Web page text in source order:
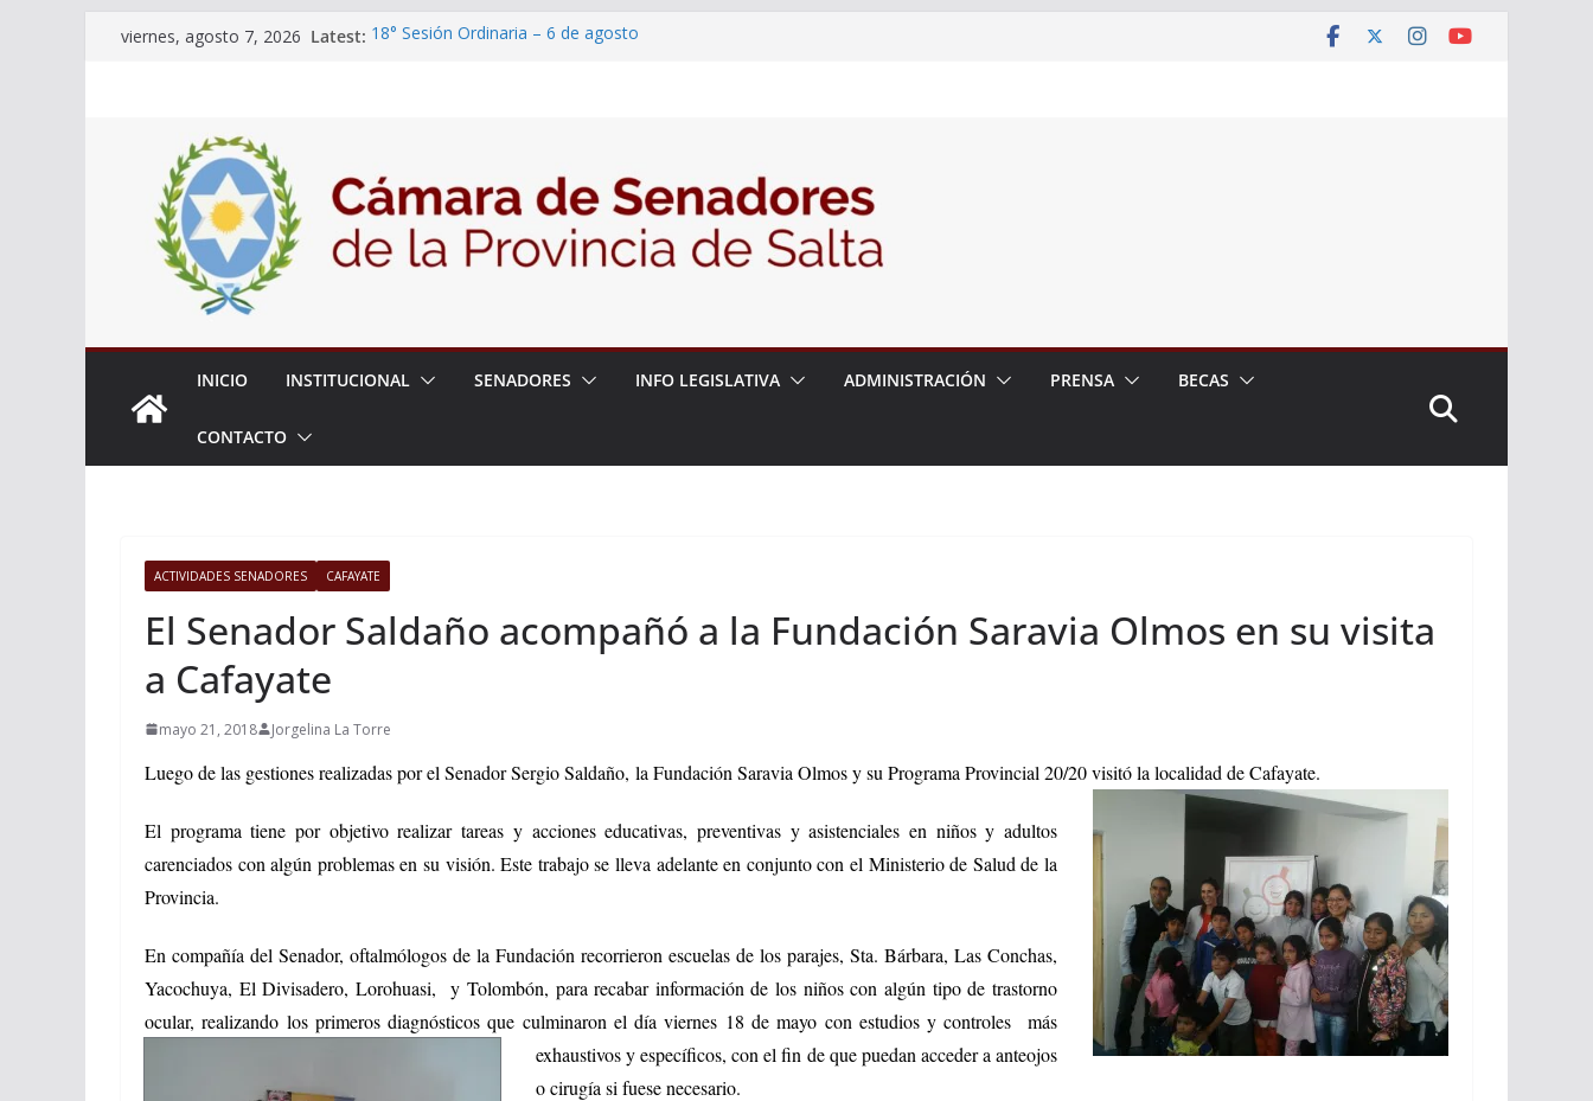
Skipviernes, agosto 7, 2026 Latest: 18° Sesión Ordinaria – 6 de agosto
Expte. Nº 90-34.516/2026 – 06/08/26 – Créase el Ente Salteño
de Protección y Control Vegetal
INICIO INSTITUCIONAL SENADORES INFO LEGISLATIVA ADMINISTRACIÓN PRENSA BECAS
CONTACTO
ACTIVIDADES SENADORES CAFAYATE
El Senador Saldaño acompañó a la Fundación Saravia Olmos en su visita
a Cafayate
mayo 21, 2018 Jorgelina La Torre
Luego de las gestiones realizadas por el Senador Sergio Saldaño, la Fundación Saravia Olmos y su Programa Provincial 20/20 visitó la localidad de Cafayate.
El programa tiene por objetivo realizar tareas y acciones educativas, preventivas y asistenciales en niños y adultos
carenciados con algún problemas en su visión. Este trabajo se lleva adelante en conjunto con el Ministerio de Salud de la
Provincia.
En compañía del Senador, oftalmólogos de la Fundación recorrieron escuelas de los parajes, Sta. Bárbara, Las Conchas,
Yacochuya, El Divisadero, Lorohuasi, y Tolombón, para recabar información de los niños con algún tipo de trastorno
ocular, realizando los primeros diagnósticos que culminaron el día viernes 18 de mayo con estudios y controles más
exhaustivos y específicos, con el fin de quepuedan acceder a anteojos
o cirugía si fuese necesario.